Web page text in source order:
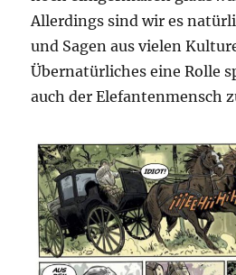
Allerdings sind wir es
und Sagen aus vielen
Übernatürliches eine Rolle
auch der Elefantenmensch